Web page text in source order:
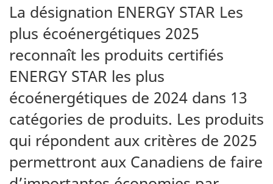
La désignation ENERGY STAR Les
plus écoénergétiques 2025
reconnaît les produits certifiés
ENERGY STAR les plus
écoénergétiques de 2024 dans 13
catégories de produits. Les produits
qui répondent aux critères de 2025
permettront aux Canadiens de faire